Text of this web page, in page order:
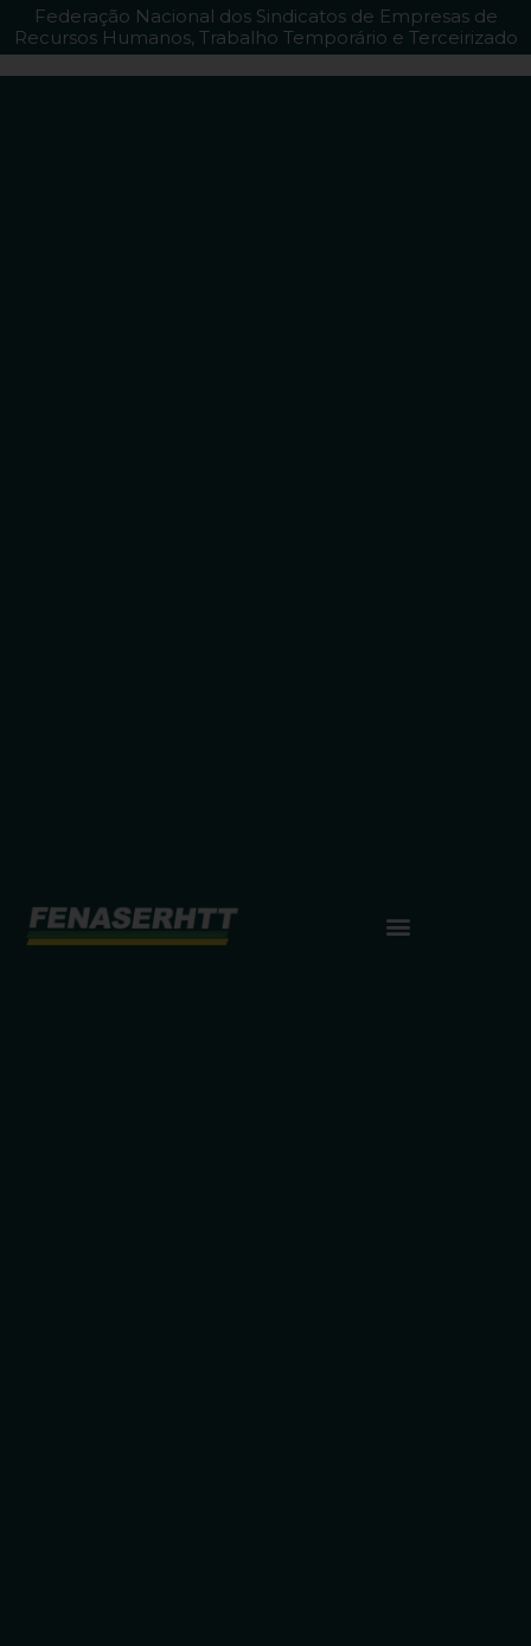
Federação Nacional dos Sindicatos de Empresas de
Recursos Humanos, Trabalho Temporário e Terceirizado